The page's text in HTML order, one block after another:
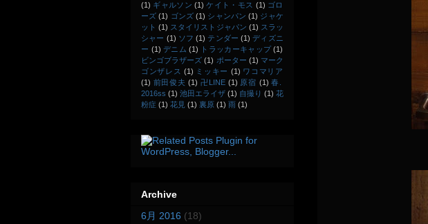
(1) ギャルソン (1) ケイト・モス (1) ゴロ
ーズ (1) ゴンズ (1) シャンパン (1) ジャケ
ット (1) スタイリストジャパン (1) スラッ
シャー (1) ソフ (1) テンダー (1) ディズニ
ー (1) デニム (1) トラッカーキャップ (1)
ビンゴブラザーズ (1) ポーター (1) マーク
ゴンザレス (1) ミッキー (1) ワコマリア
(1) 前田俊夫 (1) 卍LINE (1) 原宿 (1) 春.
2016ss (1) 池田エライザ (1) 自撮り (1) 花
粉症 (1) 花見 (1) 裏原 (1) 雨 (1)
Archive
6月 2016 (18)